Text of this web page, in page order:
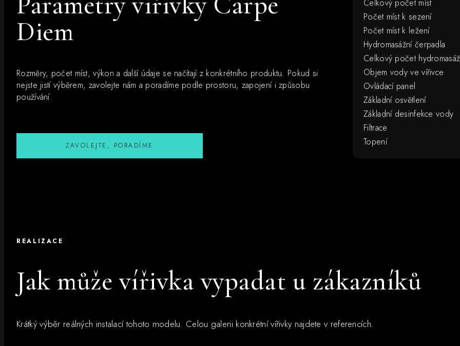
Diem
Rozměry, počet míst, výkon a další údaje se načítají z konkrétního produktu. Pokud si
nejste jistí výběrem, zavolejte nám a poradíme podle prostoru, zapojení i způsobu
používání.
ZAVOLEJTE, PORADÍME
Celkový počet míst
Počet míst k sezení
Počet míst k ležení
Hydromasážní čerpadla
Celkový počet
Objem vody ve vířivce
Ovládací panel
Základní osvětlení
Základní desinfekce vody
Filtrace
Topení
REALIZACE
Jak může vířivka vypadat u zákazníků
Krátký výběr reálných instalací tohoto modelu. Celou galerii konkrétní vířivky najdete v referencích.